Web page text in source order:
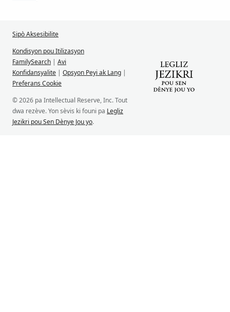
Sipò Aksesibilite
Kondisyon pou Itilizasyon
FamilySearch | Avi
Konfidansyalite | Opsyon Peyi ak Lang |
Preferans Cookie
© 2026 pa Intellectual Reserve, Inc. Tout
dwa rezève. Yon sèvis ki founi pa Legliz
Jezikri pou Sen Dènye Jou yo.